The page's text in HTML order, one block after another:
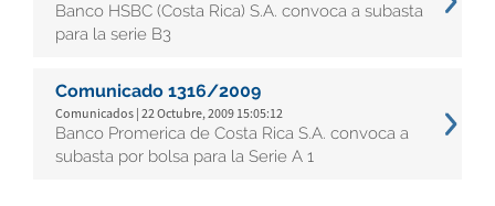
Banco HSBC (Costa Rica) S.A. convoca a subasta
para la serie B3
Comunicado 1316/2009
Comunicados | 22 Octubre, 2009 15:05:12
Banco Promerica de Costa Rica S.A. convoca a
subasta por bolsa para la Serie A 1